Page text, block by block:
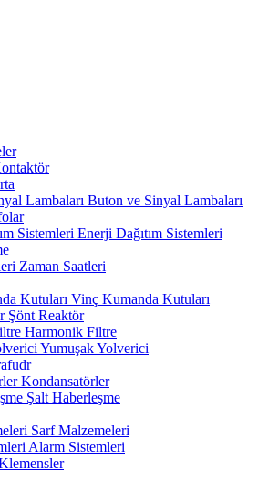
Buton ve Sinyal Lambaları
Enerji Dağıtım Sistemleri
Zaman Saatleri
Vinç Kumanda Kutuları
Şönt Reaktör
Harmonik Filtre
Yumuşak Yolverici
Kondansatörler
Şalt Haberleşme
Sarf Malzemeleri
Alarm Sistemleri